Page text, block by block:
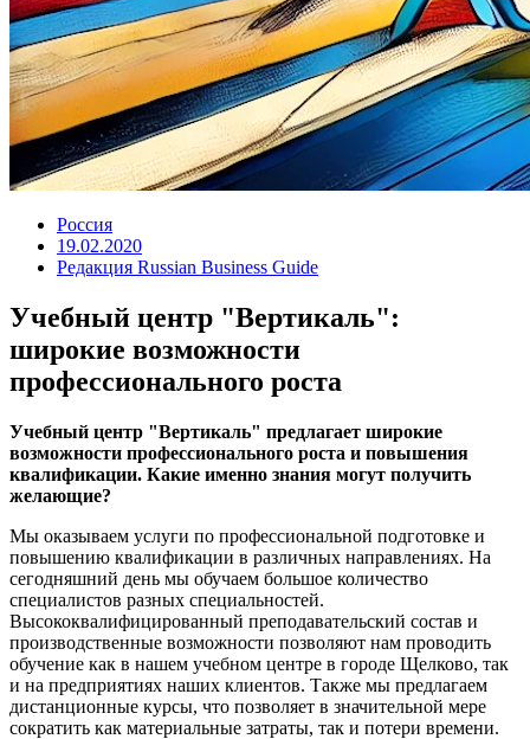
Россия
19.02.2020
Редакция Russian Business Guide
Учебный центр "Вертикаль":
широкие возможности
профессионального роста
Учебный центр "Вертикаль" предлагает широкие
возможности профессионального роста и повышения
квалификации. Какие именно знания могут получить
желающие?
Мы оказываем услуги по профессиональной подготовке и
повышению квалификации в различных направлениях. На
сегодняшний день мы обучаем большое количество
специалистов разных специальностей.
Высококвалифицированный преподавательский состав и
производственные возможности позволяют нам проводить
обучение как в нашем учебном центре в городе Щелково, так
и на предприятиях наших клиентов. Также мы предлагаем
дистанционные курсы, что позволяет в значительной мере
сократить как материальные затраты, так и потери времени.